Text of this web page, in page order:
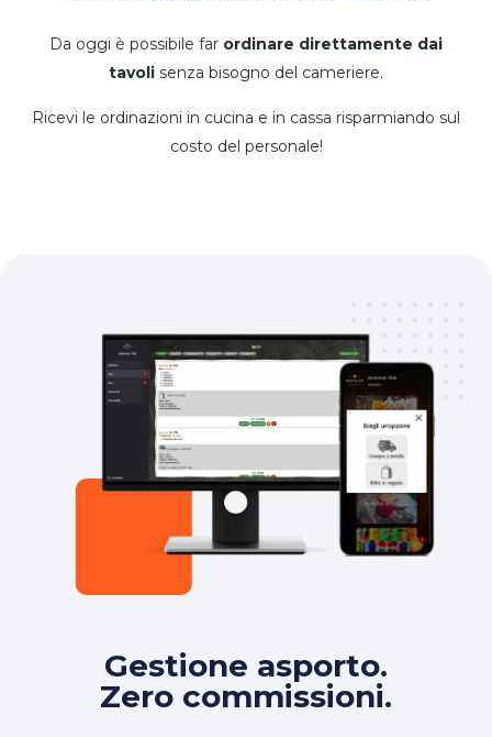
Da oggi è possibile far ordinare direttamente dai
tavoli senza bisogno del cameriere.
Ricevi le ordinazioni in cucina e in cassa risparmiando sul
costo del personale!
Gestione asporto.
Zero commissioni.